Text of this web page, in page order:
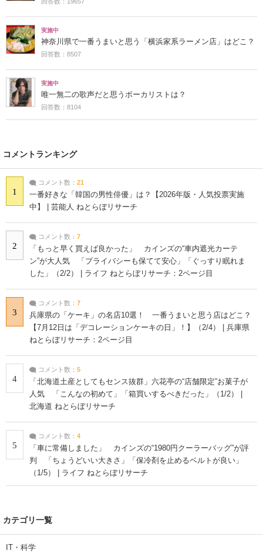
実施中
神奈川県で一番うまいと思う「横浜家系ラーメン店」はどこ？
回答数：8507
実施中
唯一無二の歌声だと思うボーカリストは？
回答数：8104
コメントランキング
1
コメント数： 21
一番好きな「韓国の男性俳優」は？【2026年版・人気投票実施
中】 | 芸能人 ねとらぼリサーチ
2
コメント数： 7
「もっと早く買えば良かった」 カインズの“車内遮光カーテ
ン”が大人気 「プライバシーも保てて安心」「ぐっすり眠れま
した」（2/2） | ライフ ねとらぼリサーチ：2ページ目
3
コメント数： 7
兵庫県の「ケーキ」の名店10選！ 一番うまいと思う店はどこ？
【7月12日は「デコレーションケーキの日」！】（2/4） | 兵庫県
ねとらぼリサーチ：2ページ目
4
コメント数： 5
「北海道土産としてもセンス抜群」六花亭の“店舗限定”お菓子が
人気 「こんなの初めて」「箱買いするべきだった」（1/2） |
北海道 ねとらぼリサーチ
5
コメント数： 4
「車に常備しました」 カインズの“1980円クーラーバッグ”が評
判 「ちょうどいい大きさ」「保冷剤を止めるベルトが良い」
（1/5） | ライフ ねとらぼリサーチ
カテゴリ一覧
IT・科学